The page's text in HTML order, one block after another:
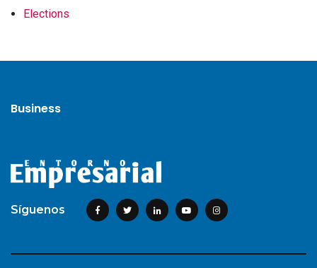
Elections
Business
Síguenos